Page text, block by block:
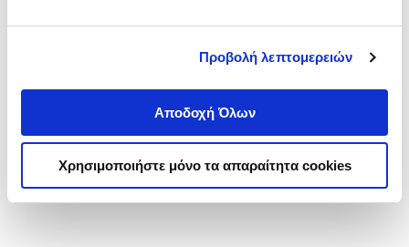
Προβολή λεπτομερειών
Αποδοχή Όλων
Χρησιμοποιήστε μόνο τα απαραίτητα cookies